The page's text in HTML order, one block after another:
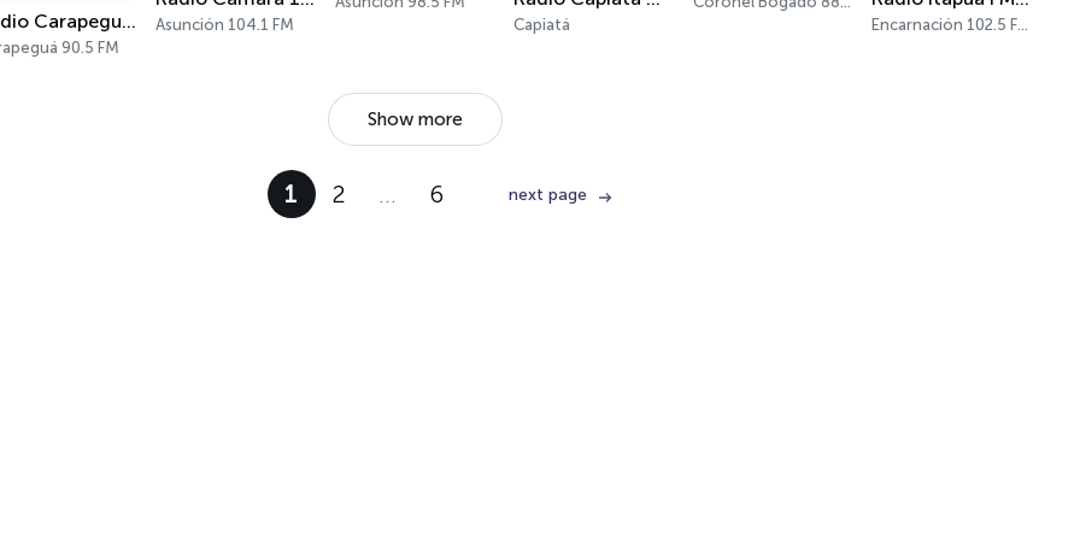
Radio Carapeguá FM 90.5
90.5 FM
Asunción 104.1 FM Capiatá Encarnación 102.5 FM
Show more
1 2 … 6 next page